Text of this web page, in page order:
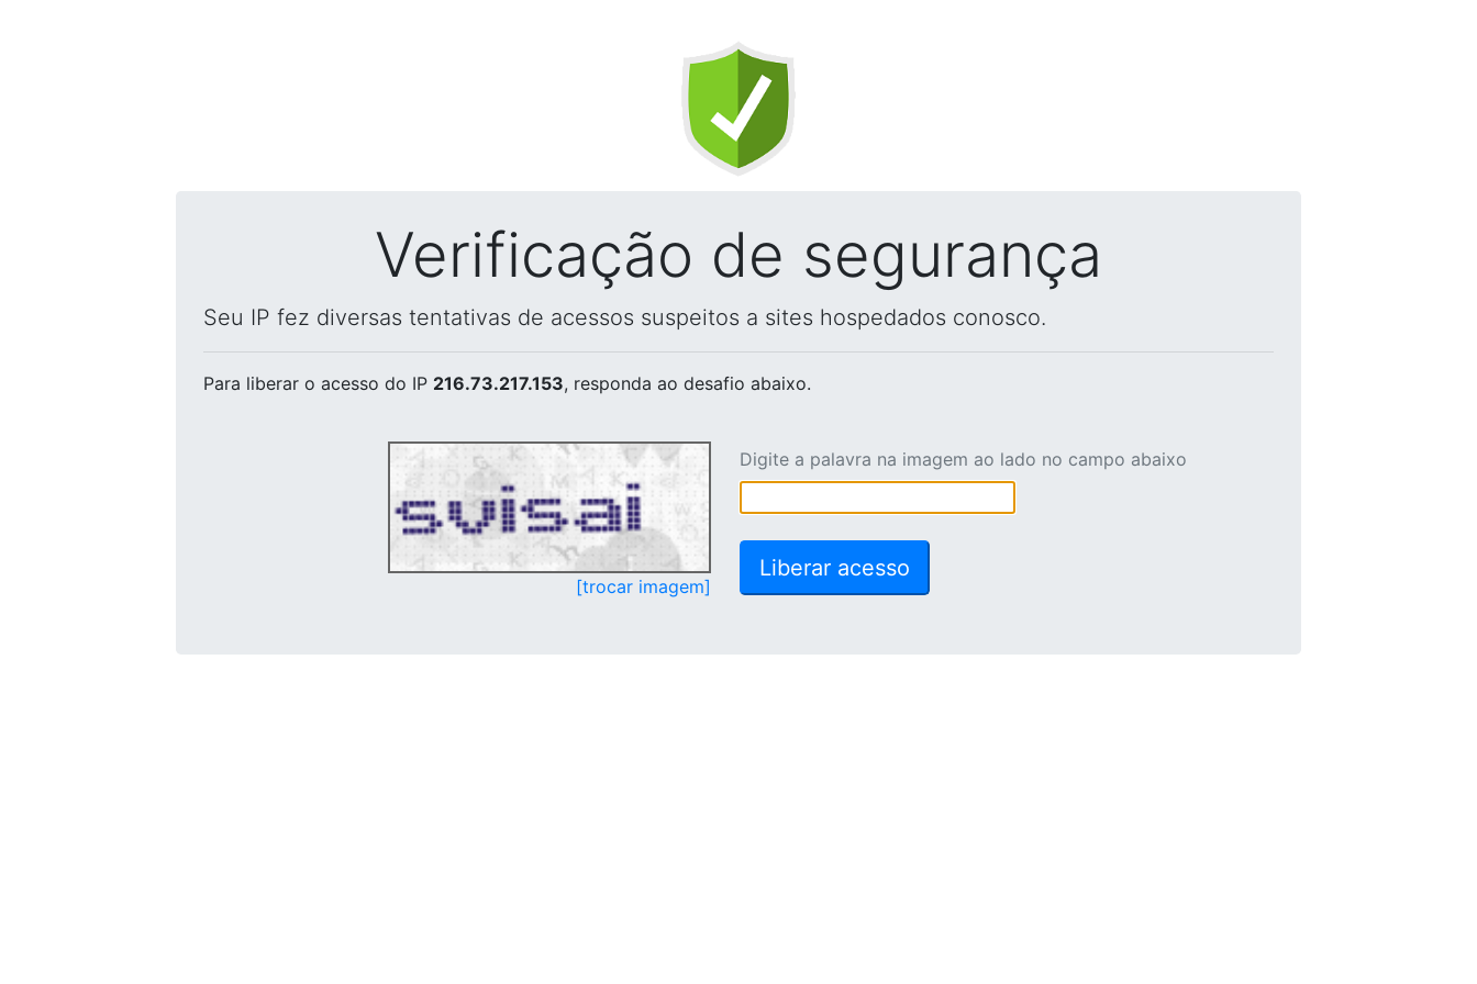
Verificação de segurança
Seu IP fez diversas tentativas de acessos suspeitos a sites hospedados conosco.
Para liberar o acesso do IP 216.73.217.153, responda ao desafio abaixo.
[trocar imagem]
Digite a palavra na imagem ao lado no campo abaixo